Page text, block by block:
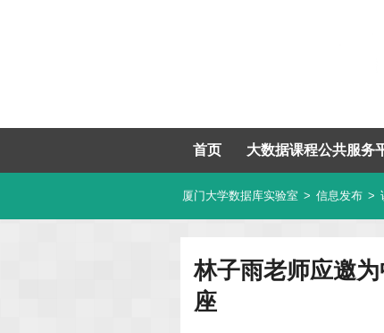
首页 大数据课程公共服务
厦门大学数据库实验室 > 信息发布 >
林子雨老师应邀
座